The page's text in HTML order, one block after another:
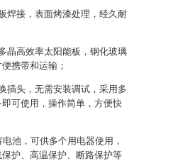
焊接，表面烤漆处理，经久耐
晶高效率太阳能板，钢化玻璃
携带和运输；
插头，无需安装调试，采用多
可使用，操作简单，方便快
池，可供多个用电器使用，
护、高温保护、断路保护等